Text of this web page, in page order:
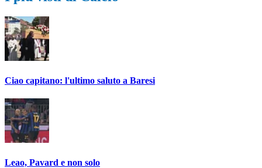
Ciao capitano: l'ultimo saluto a Baresi
Leao, Pavard e non solo